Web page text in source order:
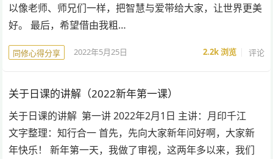
以像老师、师兄们一样，把智慧与爱带给大家，让世界更美
好。 最后，希望借由我粗…
同修心得分享 2022年5月25日 2.2k浏览 评论
关于日课的讲解（2022新年第一课）
关于日课的讲解 第一讲 2022年2月1日 主讲：月印千江
文字整理：知行合一 首先，先向大家新年问好啊，大家新
年快乐！ 新年第一天，我做了审视，这两年多以来，我们